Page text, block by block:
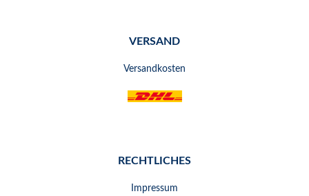
VERSAND
Versandkosten
RECHTLICHES
Impressum